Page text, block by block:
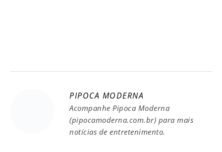
PIPOCA MODERNA
Acompanhe Pipoca Moderna
(pipocamoderna.com.br) para mais
notícias de entretenimento.